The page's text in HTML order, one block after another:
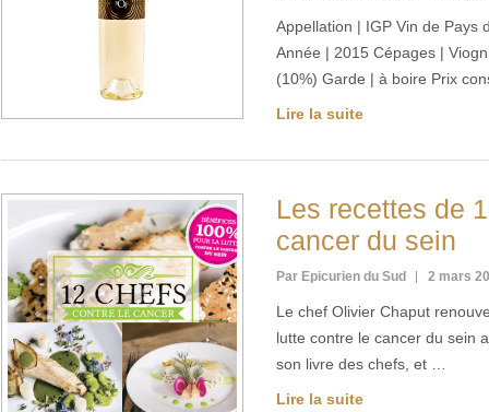
Appellation | IGP Vin de Pays
Année | 2015 Cépages |
(10%) Garde | à boire Prix
Lire la suite
Les recettes de
cancer du sein
Par Epicurien du Sud 2 mars
Le chef Olivier Chaput
lutte contre le cancer du sein
son livre des chefs, et …
Lire la suite